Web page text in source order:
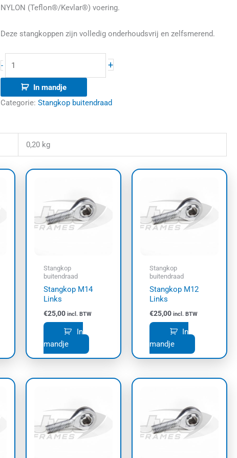
NYLON (Teflon®/Kevlar®) voering.
Deze stangkoppen zijn volledig onderhoudsvrij en zelfsmerend.
- +
In mandje
Categorie: Stangkop buitendraad
0,20 kg
Stangkop
buitendraad
Stangkop M14
Links
€25,00 incl. BTW
In
mandje
Stangkop
buitendraad
Stangkop M12
Links
€25,00 incl. BTW
In
mandje